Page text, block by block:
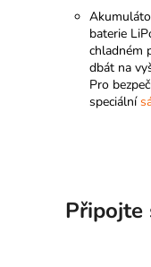
baterie
chladném
dbát na
Pro
speciální
Připojte